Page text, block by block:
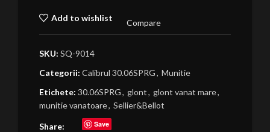
Add to wishlist
Compare
SKU: SQ-9014
Categorii: Calibrul 30.06SPRG, Munitie
Etichete: 30.06SPRG, glont, glont vanat mare,
munitie vanatoare, Sellier&Bellot
Share: Save